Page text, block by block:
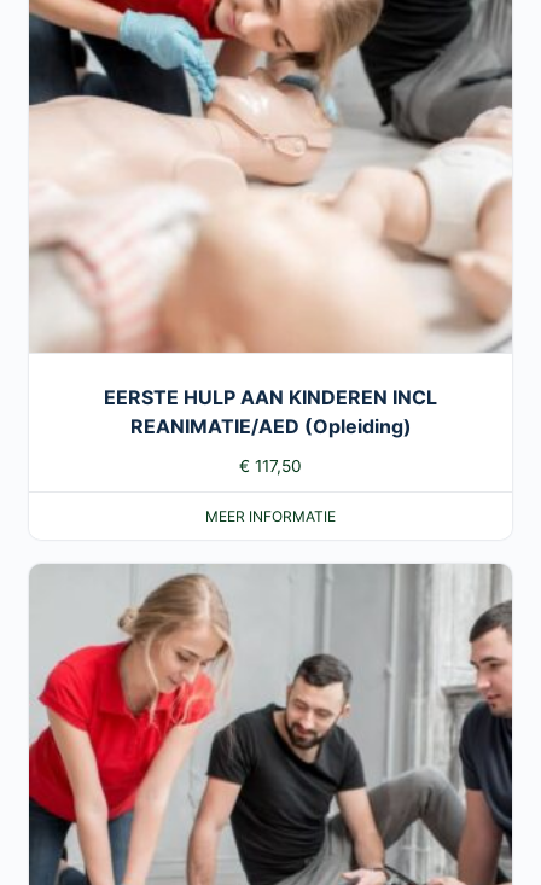
EERSTE HULP AAN KINDEREN INCL
REANIMATIE/AED (Opleiding)
€ 117,50
MEER INFORMATIE